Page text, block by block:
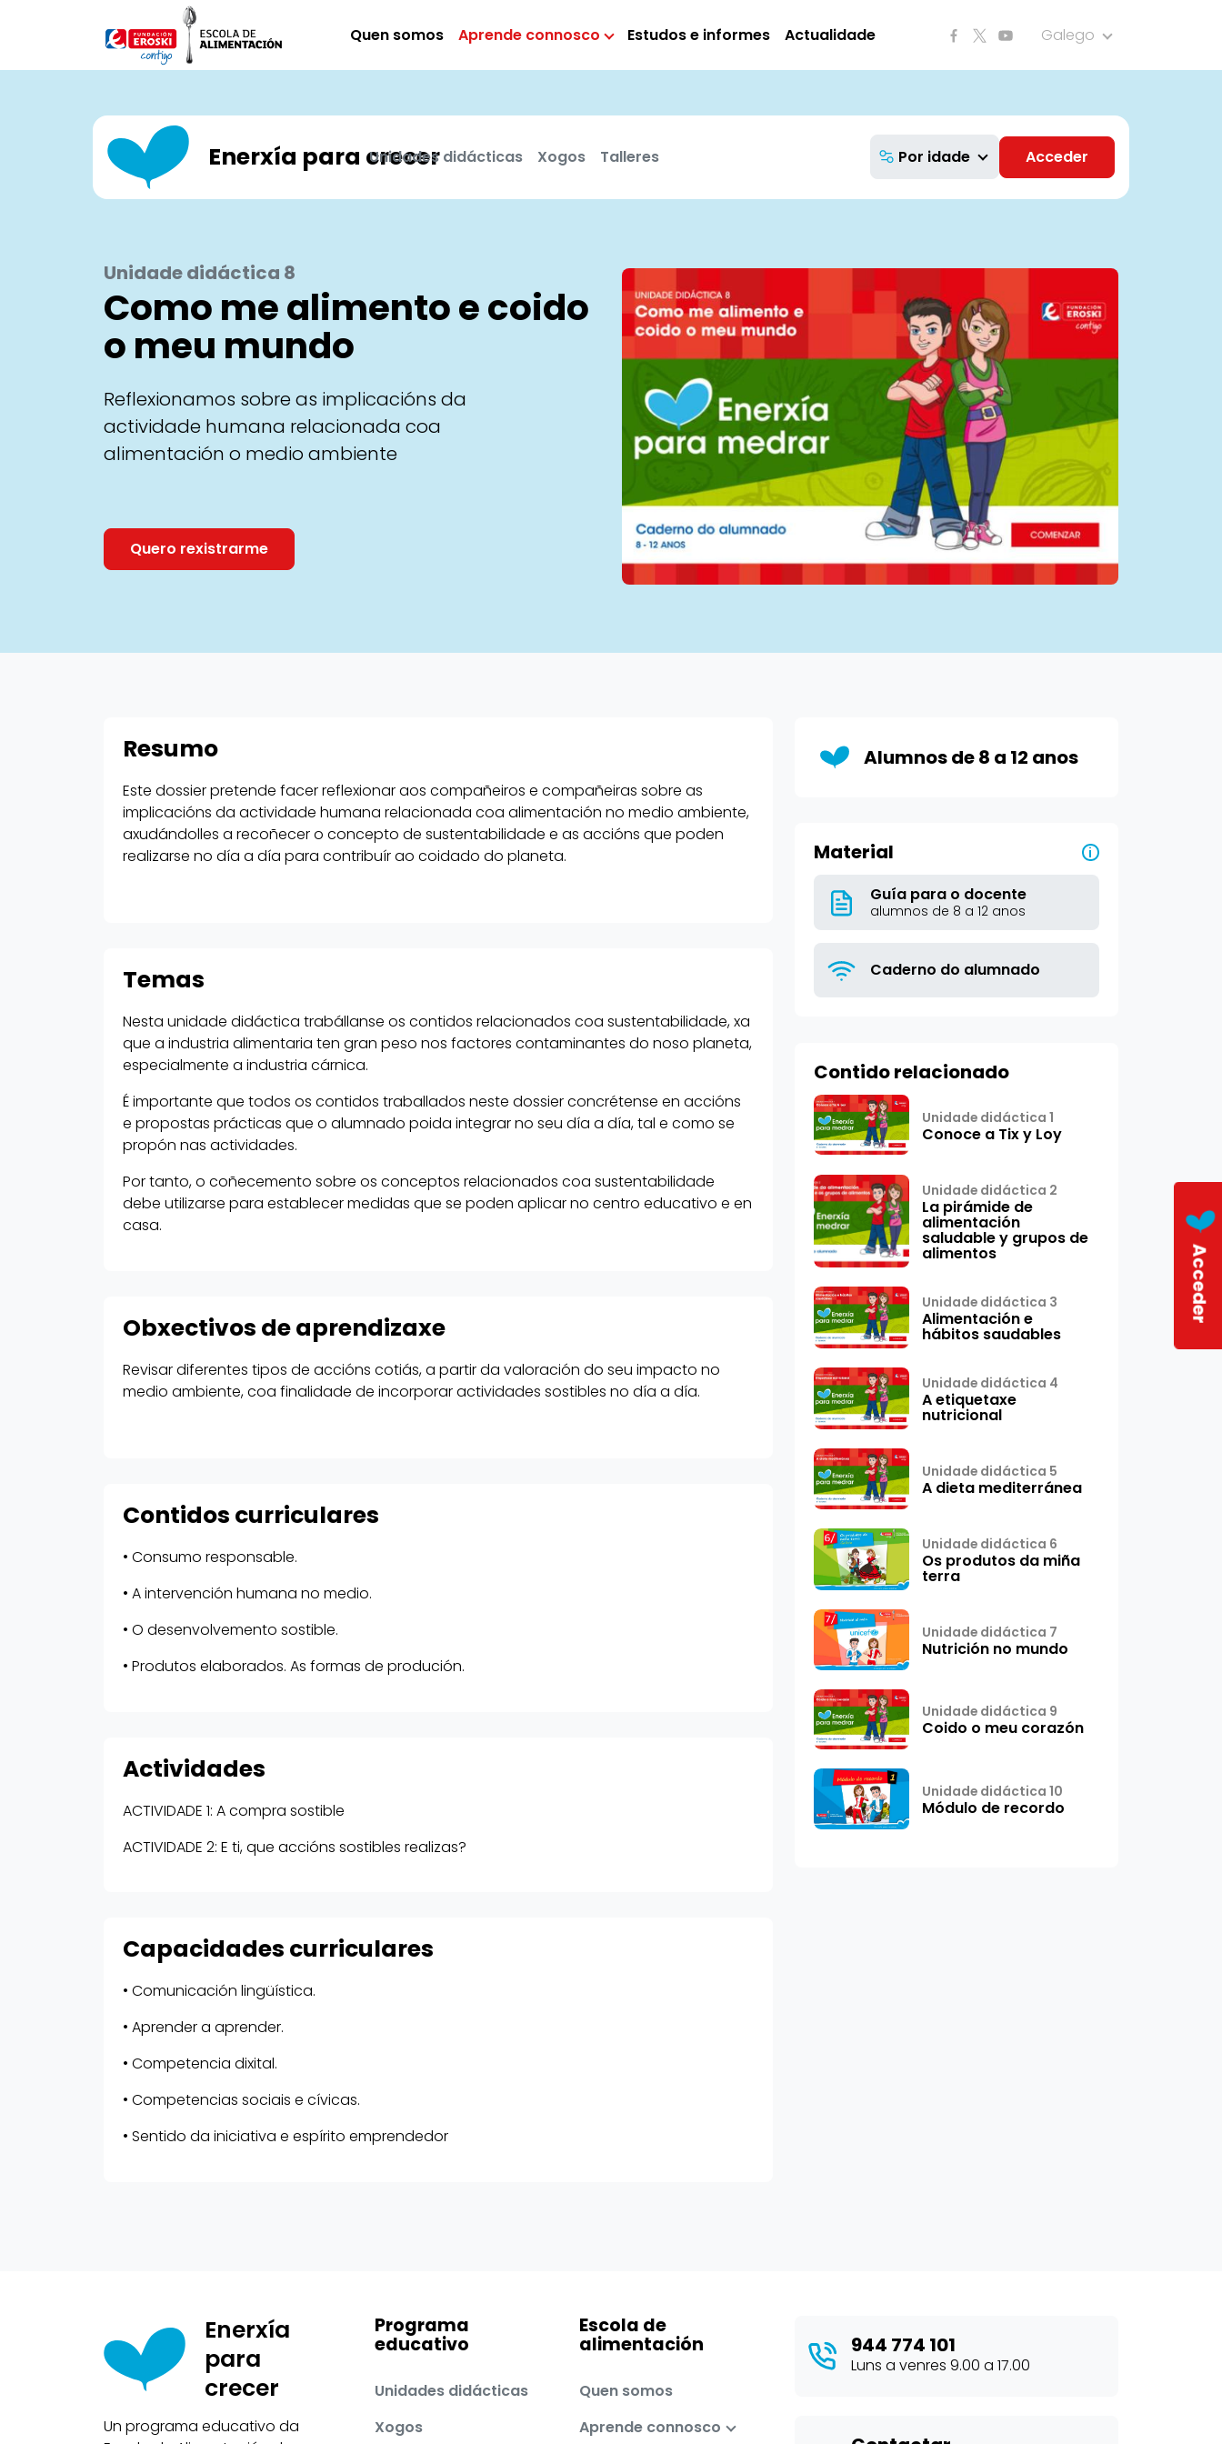
Quen somos
Aprende connosco Estudos e informes Actualidade Galego
Enerxía para crecer Por idade Acceder
Unidades didácticas Xogos Talleres
Unidade didáctica 8
Como me alimento e coido
o meu mundo
Reflexionamos sobre as implicacións da
actividade humana relacionada coa
alimentación o medio ambiente
Quero rexistrarme
Resumo
Este dossier pretende facer reflexionar aos compañeiros e compañeiras sobre as
implicacións da actividade humana relacionada coa alimentación no medio ambiente,
axudándolles a recoñecer o concepto de sustentabilidade e as accións que poden
realizarse no día a día para contribuír ao coidado do planeta.
Temas
Nesta unidade didáctica trabállanse os contidos relacionados coa sustentabilidade, xa
que a industria alimentaria ten gran peso nos factores contaminantes do noso planeta,
especialmente a industria cárnica.
É importante que todos os contidos traballados neste dossier concrétense en accións
e propostas prácticas que o alumnado poida integrar no seu día a día, tal e como se
propón nas actividades.
Por tanto, o coñecemento sobre os conceptos relacionados coa sustentabilidade
debe utilizarse para establecer medidas que se poden aplicar no centro educativo e en
casa.
Obxectivos de aprendizaxe
Revisar diferentes tipos de accións cotiás, a partir da valoración do seu impacto no
medio ambiente, coa finalidade de incorporar actividades sostibles no día a día.
Contidos curriculares
• Consumo responsable.
• A intervención humana no medio.
• O desenvolvemento sostible.
• Produtos elaborados. As formas de produción.
Actividades
ACTIVIDADE 1: A compra sostible
ACTIVIDADE 2: E ti, que accións sostibles realizas?
Capacidades curriculares
• Comunicación lingüística.
• Aprender a aprender.
• Competencia dixital.
• Competencias sociais e cívicas.
• Sentido da iniciativa e espírito emprendedor
Alumnos de 8 a 12 anos
Material i
Guía para o docente
alumnos de 8 a 12 anos
Caderno do alumnado
Contido relacionado
Unidade didáctica 1
Conoce a Tix y Loy
Unidade didáctica 2
La pirámide de
alimentación
saludable y grupos de
alimentos
Unidade didáctica 3
Alimentación e
hábitos saudables
Unidade didáctica 4
A etiquetaxe
nutricional
Unidade didáctica 5
A dieta mediterránea
Unidade didáctica 6
Os produtos da miña
terra
Unidade didáctica 7
Nutrición no mundo
Unidade didáctica 9
Coido o meu corazón
Unidade didáctica 10
Módulo de recordo
Acceder
Enerxía
para
crecer
Un programa educativo da
Programa
educativo
Unidades didácticas
Xogos
Escola de
alimentación
Quen somos
Aprende connosco
944 774 101
Luns a venres 9.00 a 17.00